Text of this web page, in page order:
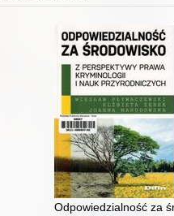
i praktyceOdpowiedzialność za